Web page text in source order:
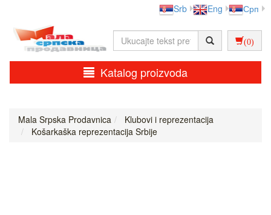
Srb Eng Срп
(0)
Katalog proizvoda
Mala Srpska Prodavnica
Klubovi i reprezentacija
Košarkaška reprezentacija Srbije